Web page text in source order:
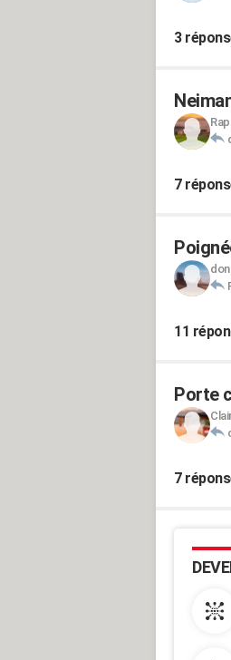
3
7
11
Porte
7